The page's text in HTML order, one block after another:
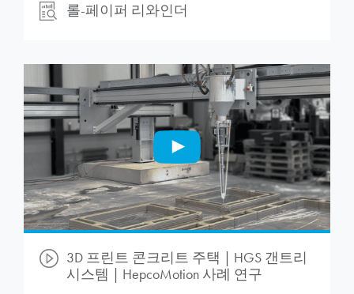
롤-페이퍼 리와인더
3D 프린트 콘크리트 주택 | HGS 갠트리
시스템 | HepcoMotion 사례 연구